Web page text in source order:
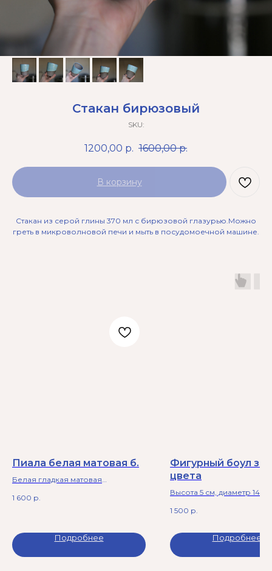
Стакан бирюзовый
SKU:
1200,00 р. 1600,00 р.
В корзину
Стакан из серой глины 370 мл с бирюзовой глазурью.Можно
греть в микроволновой печи и мыть в посудомоечной машине.
Пиала белая матовая б.
Белая гладкая матовая
посудомойку. 4,5 х 18 см
1 600 р.
Подробнее
Фигурный боул
цвета
Высота 5 см, диаметр 14-15
1 500 р.
Подробнее